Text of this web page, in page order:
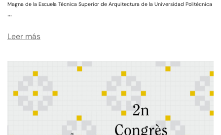
Magna de la Escuela Técnica Superior de Arquitectura de la Universidad Politécnica
…
Leer más